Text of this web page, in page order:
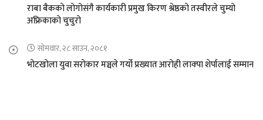
राबा बैकको लोगोसंगै कार्यकारी प्रमुख किरण श्रेष्ठको तस्वीरले चुम्यो
अफ्रिकाको चुचुरो
सोमवार, २८ साउन, २०८१
भोटखोला युवा सरोकार मञ्चले गर्यो प्रख्यात आरोही लाक्पा शेर्पालाई सम्मान